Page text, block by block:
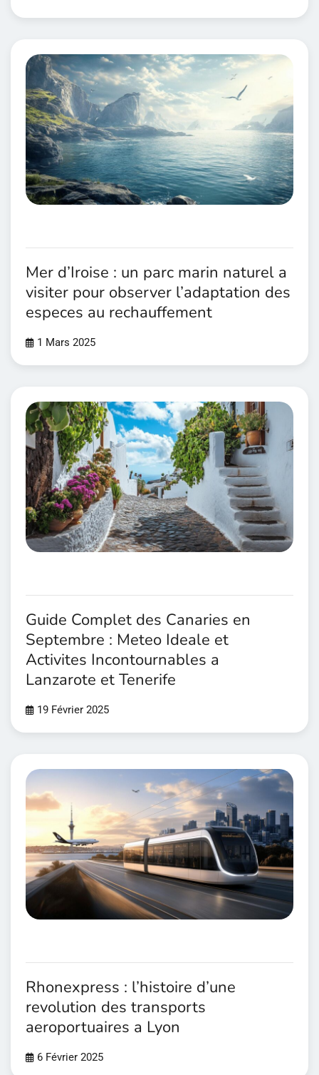
Mer d’Iroise : un parc marin naturel a
visiter pour observer l’adaptation des
especes au rechauffement
1 Mars 2025
Guide Complet des Canaries en
Septembre : Meteo Ideale et
Activites Incontournables a
Lanzarote et Tenerife
19 Février 2025
Rhonexpress : l’histoire d’une
revolution des transports
aeroportuaires a Lyon
6 Février 2025